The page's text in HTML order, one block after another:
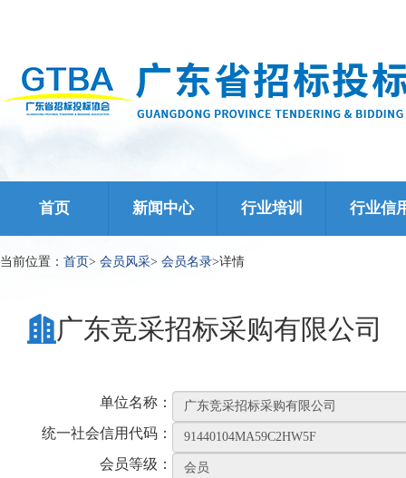
首页 新闻中心 行业培训 行业信
当前位置： 首页> 会员风采> 会员名录>详情
广东竞采招标采购有限公司
单位名称：
统一社会信用代码：
会员等级：